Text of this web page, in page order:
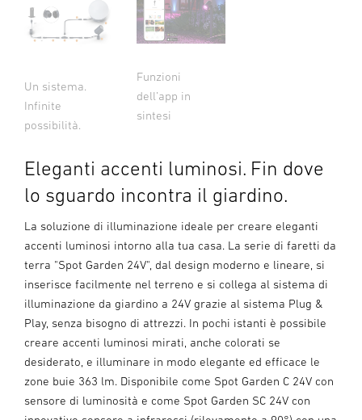
Un sistema.
Infinite
possibilità.
Funzioni
dell’app in
sintesi
Eleganti accenti luminosi. Fin dove
lo sguardo incontra il giardino.
La soluzione di illuminazione ideale per creare eleganti
accenti luminosi intorno alla tua casa. La serie di faretti da
terra "Spot Garden 24V", dal design moderno e lineare, si
inserisce facilmente nel terreno e si collega al sistema di
illuminazione da giardino a 24V grazie al sistema Plug &
Play, senza bisogno di attrezzi. In pochi istanti è possibile
creare accenti luminosi mirati, anche colorati se
desiderato, e illuminare in modo elegante ed efficace le
zone buie 363 lm. Disponibile come Spot Garden C 24V con
sensore di luminosità e come Spot Garden SC 24V con